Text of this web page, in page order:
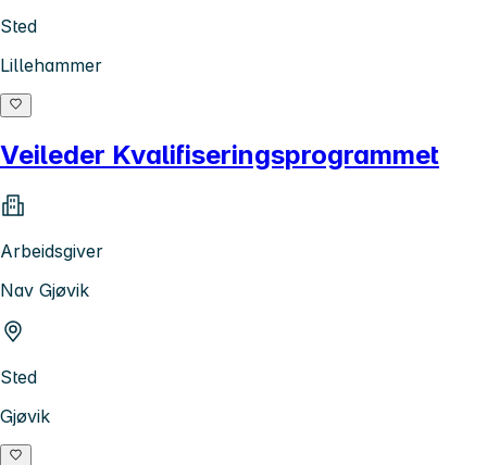
Sted
Lillehammer
Veileder Kvalifiseringsprogrammet
Arbeidsgiver
Nav Gjøvik
Sted
Gjøvik